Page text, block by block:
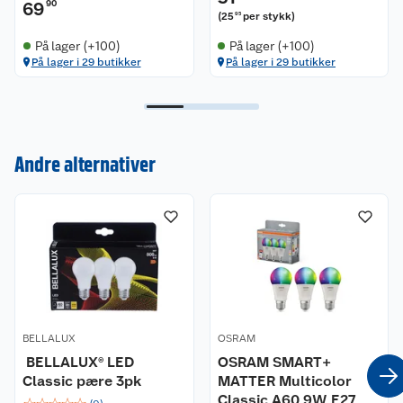
To ringer (svart og hvit) er inkludert for
tilpasning, noe som gir mulighet for
forskjellige armaturfarger
Ikke berør lampen hvis den er ødelagt.
6990
På lager (+100)
På lager i 29 butikker
(25 95 per stykk)
På lager (+100)
På lager i 29 butikker
Andre alternativer
BELLALUX
️ BELLALUX® LED
Classic pære 3pk
OSRAM
OSRAM SMART+
MATTER Multicolor
Classic A60 9W E27
Nyheter
Våre butikker
Våre merkevarer
Coop kjeder
Kundeservice
Angre- og returrett
Reklamasjon og garanti
Ofte stilte spørsmål
Betalingsalternativer